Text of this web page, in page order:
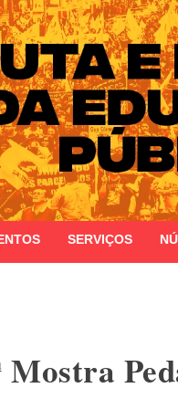
Estado do Rio Grande
SERVIÇOS